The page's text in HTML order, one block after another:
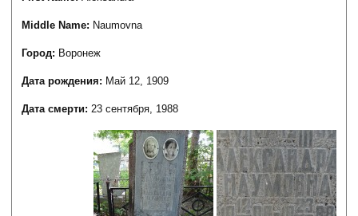
Middle Name: Naumovna
Город: Воронеж
Дата рождения: Май 12, 1909
Дата смерти:23 сентября, 1988